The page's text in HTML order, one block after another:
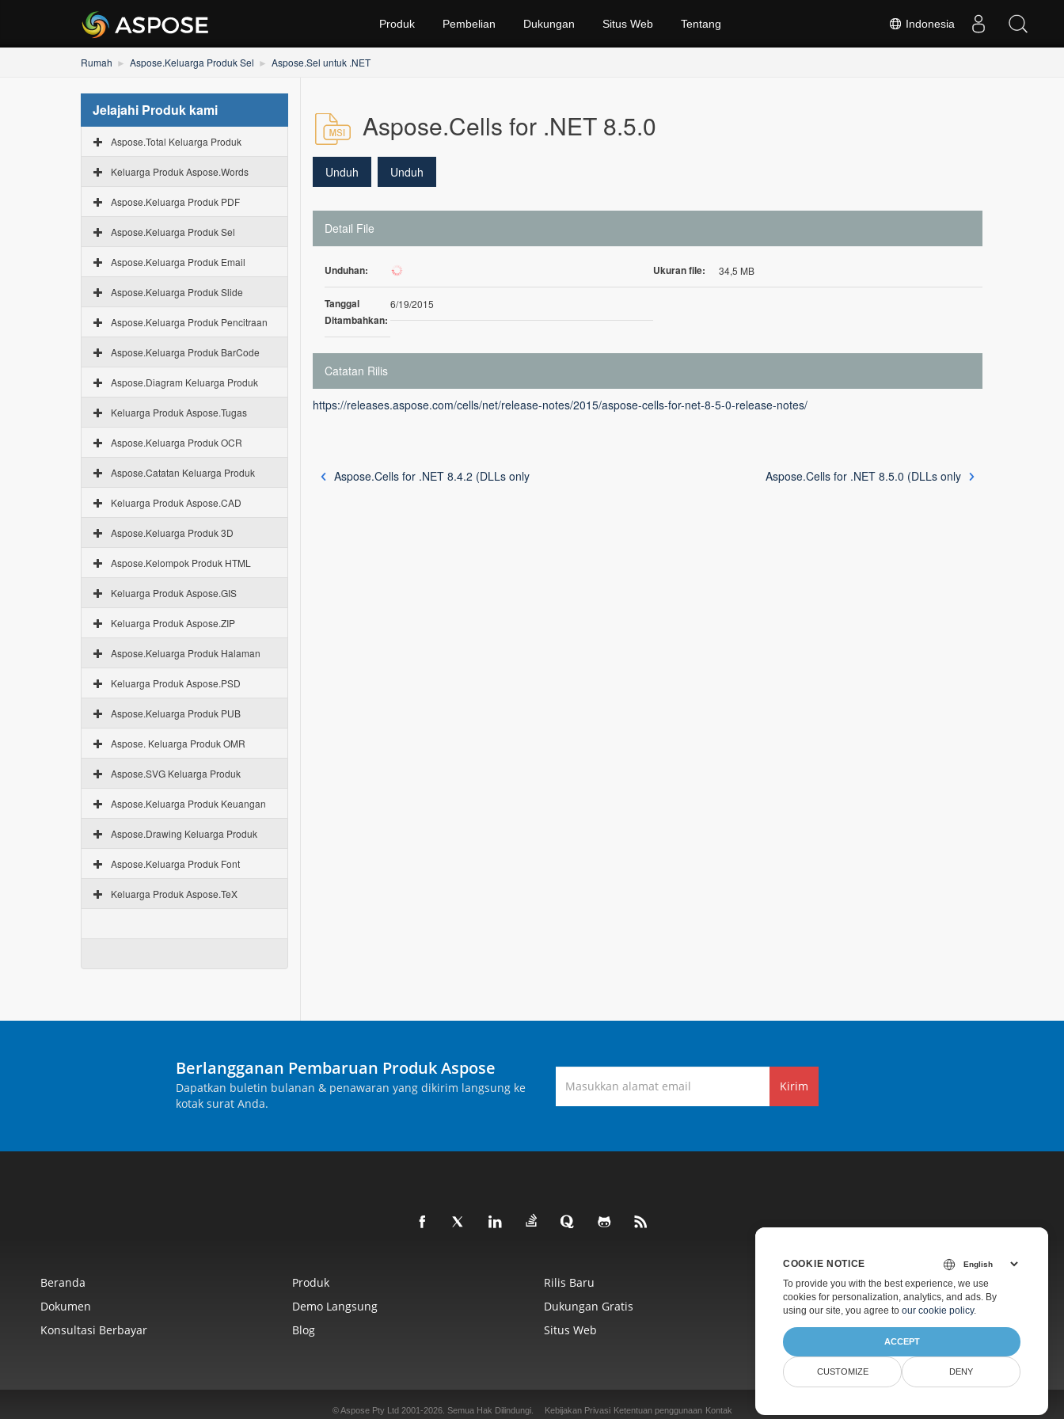
Indonesia
Produk Pembelian Dukungan Situs Web Tentang
Rumah Aspose.Keluarga Produk Sel Aspose.Sel untuk .NET
Jelajahi Produk kami
Aspose.Total Keluarga Produk
Keluarga Produk Aspose.Words
Aspose.Keluarga Produk PDF
Aspose.Keluarga Produk Sel
Aspose.Keluarga Produk Email
Aspose.Keluarga Produk Slide
Aspose.Keluarga Produk Pencitraan
Aspose.Keluarga Produk BarCode
Aspose.Diagram Keluarga Produk
Keluarga Produk Aspose.Tugas
Aspose.Keluarga Produk OCR
Aspose.Catatan Keluarga Produk
Keluarga Produk Aspose.CAD
Aspose.Keluarga Produk 3D
Aspose.Kelompok Produk HTML
Keluarga Produk Aspose.GIS
Keluarga Produk Aspose.ZIP
Aspose.Keluarga Produk Halaman
Keluarga Produk Aspose.PSD
Aspose.Keluarga Produk PUB
Aspose. Keluarga Produk OMR
Aspose.SVG Keluarga Produk
Aspose.Keluarga Produk Keuangan
Aspose.Drawing Keluarga Produk
Aspose.Keluarga Produk Font
Keluarga Produk Aspose.TeX
Aspose.Cells for .NET 8.5.0
Unduh Unduh
Detail File
Unduhan: 814 Ukuran file: 34,5 MB
Tanggal
Ditambahkan:
6/19/2015
Catatan Rilis
https://releases.aspose.com/cells/net/release-notes/2015/aspose-cells-for-net-8-5-0-release-notes/
Aspose.Cells for .NET 8.4.2 (DLLs only Aspose.Cells for .NET 8.5.0 (DLLs only
Berlangganan Pembaruan Produk Aspose
Dapatkan buletin bulanan & penawaran yang dikirim langsung ke
kotak surat Anda.
Kirim
Beranda Produk Rilis Baru
Harga
Dokumen
Demo Langsung Dukungan Gratis
Dukungan Berbayar
Konsultasi Berbayar
Blog Situs Web Tentang
© Aspose Pty Ltd 2001-2026. Semua Hak Dilindungi. Kebijakan Privasi Ketentuan penggunaan Kontak
COOKIE NOTICE
To provide you with the best experience, we use
cookies for personalization, analytics, and ads. By
using our site, you agree to our cookie policy.
ACCEPT
CUSTOMIZE DENY